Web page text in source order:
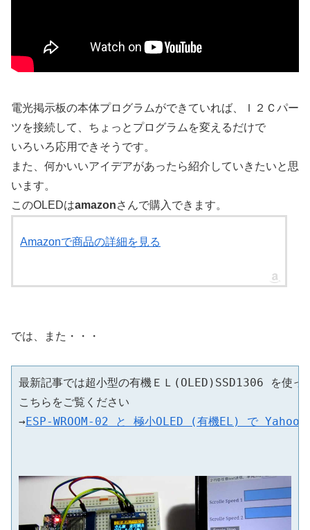
電光掲示板の本体プログラムができていれば、Ｉ２Ｃパー
ツを接続して、ちょっとプログラムを変えるだけで
いろいろ応用できそうです。
また、何かいいアイデアがあったら紹介していきたいと思
います。
このOLEDはamazonさんで購入できます。
Amazonで商品の詳細を見る
では、また・・・
最新記事では超小型の有機ＥＬ(OLED)SSD1306 を使っ
こちらをご覧ください
→ ESP-WROOM-02 と 極小OLED (有機EL) で Yahooニ